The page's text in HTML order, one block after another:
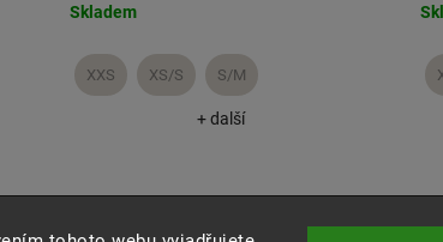
Skladem
XXS XS/S S/M
+ další